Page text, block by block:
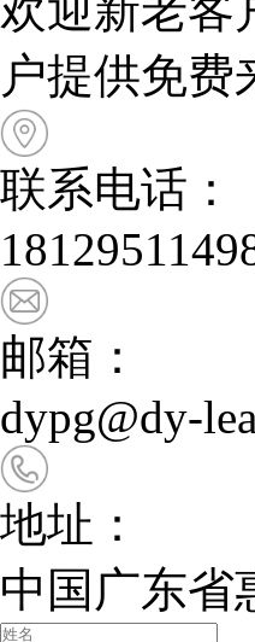
户提供免
联系电话：
邮箱：
dypg@dy-
地址：
中国广东省